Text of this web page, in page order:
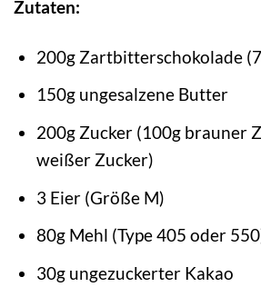
Zutaten:
200g Zartbitterschokolade
150g ungesalzene Butter
200g Zucker (100g brauner
weißer Zucker)
3 Eier (Größe M)
80g Mehl (Type 405 oder
30g ungezuckerter Kakao